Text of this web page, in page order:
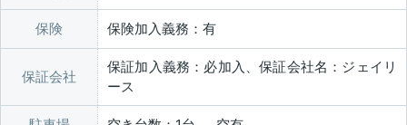
保険 保険加入義務：有
保証会社
保証加入義務：必加入、保証会社名：ジェイリ
ース